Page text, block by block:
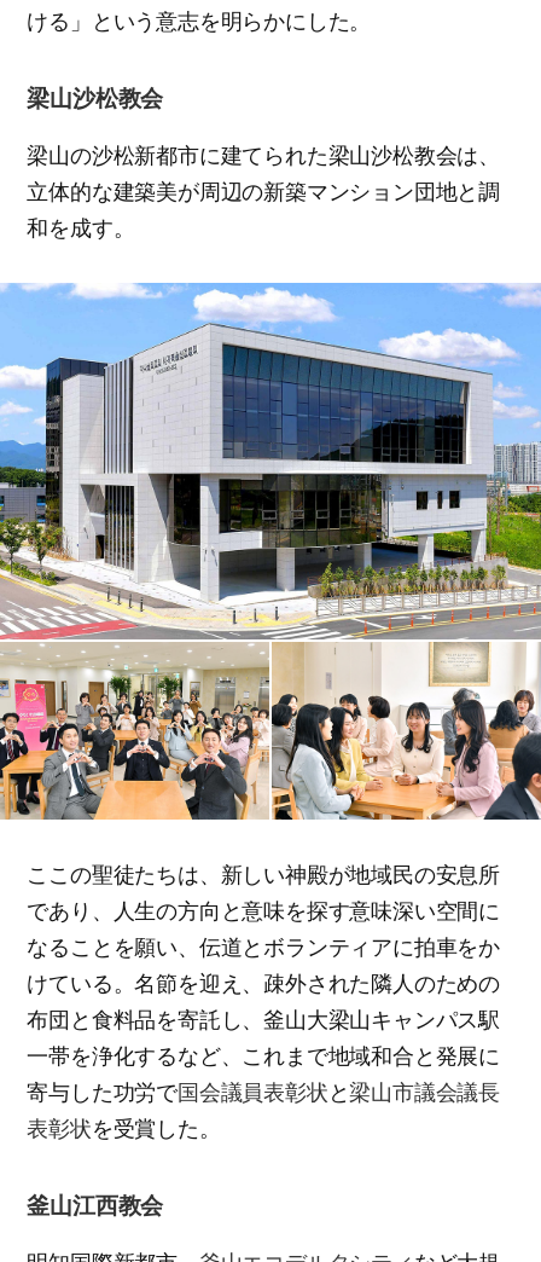
ける」という意志を明らかにした。
梁山沙松教会
梁山の沙松新都市に建てられた梁山沙松教会は、
立体的な建築美が周辺の新築マンション団地と調
和を成す。
ここの聖徒たちは、新しい神殿が地域民の安息所
であり、人生の方向と意味を探す意味深い空間に
なることを願い、伝道とボランティアに拍車をか
けている。名節を迎え、疎外された隣人のための
布団と食料品を寄託し、釜山大梁山キャンパス駅
一帯を浄化するなど、これまで地域和合と発展に
寄与した功労で国会議員表彰状と梁山市議会議長
表彰状を受賞した。
釜山江西教会